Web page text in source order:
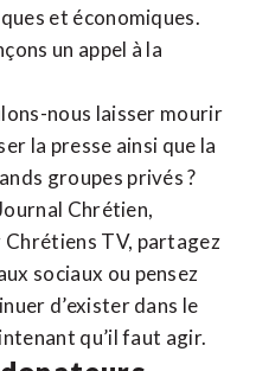
et économiques.
un appel à la
nous laisser mourir
la presse ainsi que la
groupes privés ?
Chrétien,
Chrétiens TV, partagez
sociaux ou pensez
d’exister dans le
qu’il faut agir.